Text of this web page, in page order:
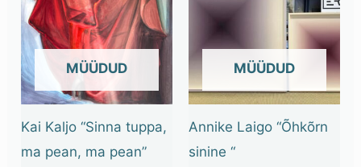
OUT OF STOCK
Kai Kaljo “Sinna tuppa,
ma pean, ma pean”
OUT OF STOCK
Annike Laigo “Õhkõrn
sinine “